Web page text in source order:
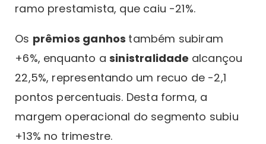
ramo prestamista, que caiu -21%.
Os prêmios ganhos também subiram
+6%, enquanto asinistralidade alcançou
22,5%, representando um recuo de -2,1
pontos percentuais. Desta forma, a
margem operacional do segmento subiu
+13% no trimestre.